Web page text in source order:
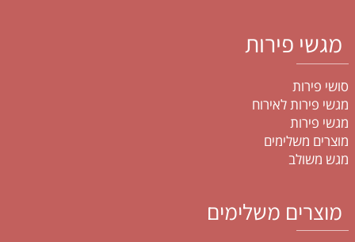
מגשי פירות
סושי פירות
מגשי פירות לאירוח
מגשי פירות
מוצרים משלימים
מגש משולב
מוצרים משלימים